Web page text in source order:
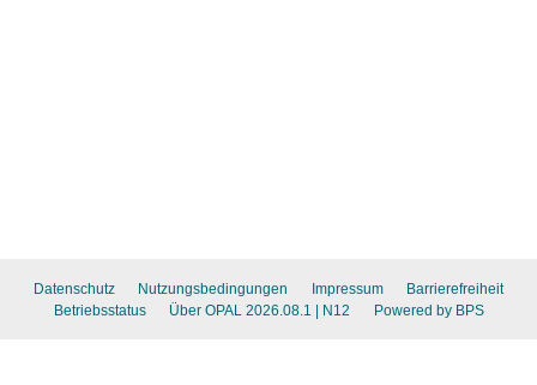
Datenschutz Nutzungsbedingungen Impressum
Barrierefreiheit
Betriebsstatus
Über OPAL 2026.08.1 | N12 Powered by BPS